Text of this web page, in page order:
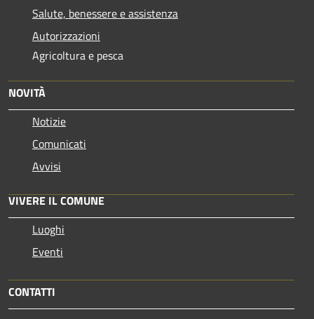
Salute, benessere e assistenza
Autorizzazioni
Agricoltura e pesca
NOVITÀ
Notizie
Comunicati
Avvisi
VIVERE IL COMUNE
Luoghi
Eventi
CONTATTI